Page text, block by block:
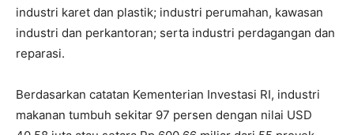
industri karet dan plastik; industri perumahan, kawasan
industri dan perkantoran; serta industri perdagangan dan
reparasi.
Berdasarkan catatan Kementerian Investasi RI, industri
makanan tumbuh sekitar 97 persen dengan nilai USD